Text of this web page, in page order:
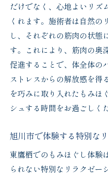
だけでなく、心地よいリズ
くれます。施術者は自然の
し、それぞれの筋肉の状態
す。これにより、筋肉の奥
促進することで、体全体の
ストレスからの解放感を得
を巧みに取り入れたもみほ
シュする時間をお過ごしく
旭川市で体験する特別な
東鷹栖でのもみほぐし体験
られない特別なリラクゼー